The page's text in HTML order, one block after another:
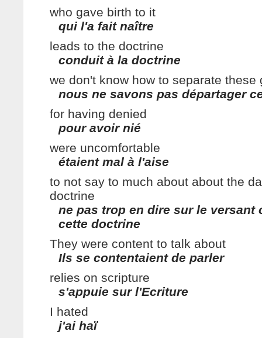
who gave birth to it
qui l'a fait naître
leads to the doctrine
conduit à la doctrine
we don't know how to separate these
nous ne savons pas départager
for having denied
pour avoir nié
were uncomfortable
étaient mal à l'aise
to not say to much about about the
doctrine
ne pas trop en dire sur le versant
cette doctrine
They were content to talk about
Ils se contentaient de parler
relies on scripture
s'appuie sur l'Ecriture
I hated
j'ai haï